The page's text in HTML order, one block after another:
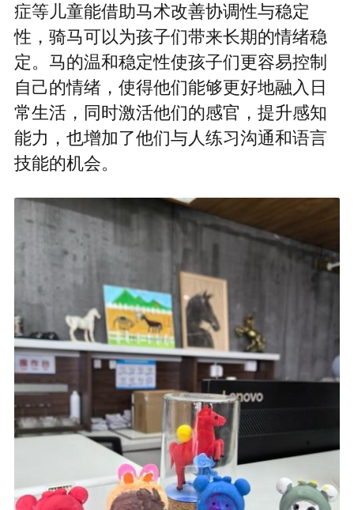
症等儿童能借助马术改善协调性与稳定
性，骑马可以为孩子们带来长期的情绪稳
定。马的温和稳定性使孩子们更容易控制
自己的情绪，使得他们能够更好地融入日
常生活，同时激活他们的感官，提升感知
能力，也增加了他们与人练习沟通和语言
技能的机会。